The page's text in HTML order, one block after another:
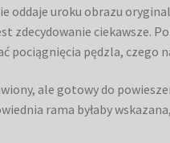
oddaje uroku obrazu
zdecydowanie ciekawsze.
pociągnięcia pędzla, czego
ale gotowy do
rama byłaby